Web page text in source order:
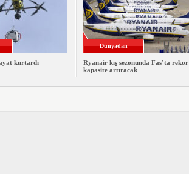
kurtardı
Dünyadan
Ryanair kış sezonunda Fas’ta rekor
kapasite artıracak